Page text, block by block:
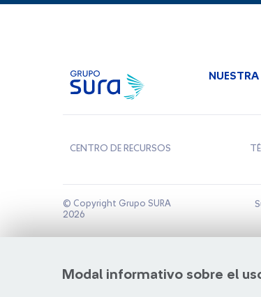
Modal informativo sobre el
CENTRO DE RECURSOS
© Copyright Grupo SURA
2026